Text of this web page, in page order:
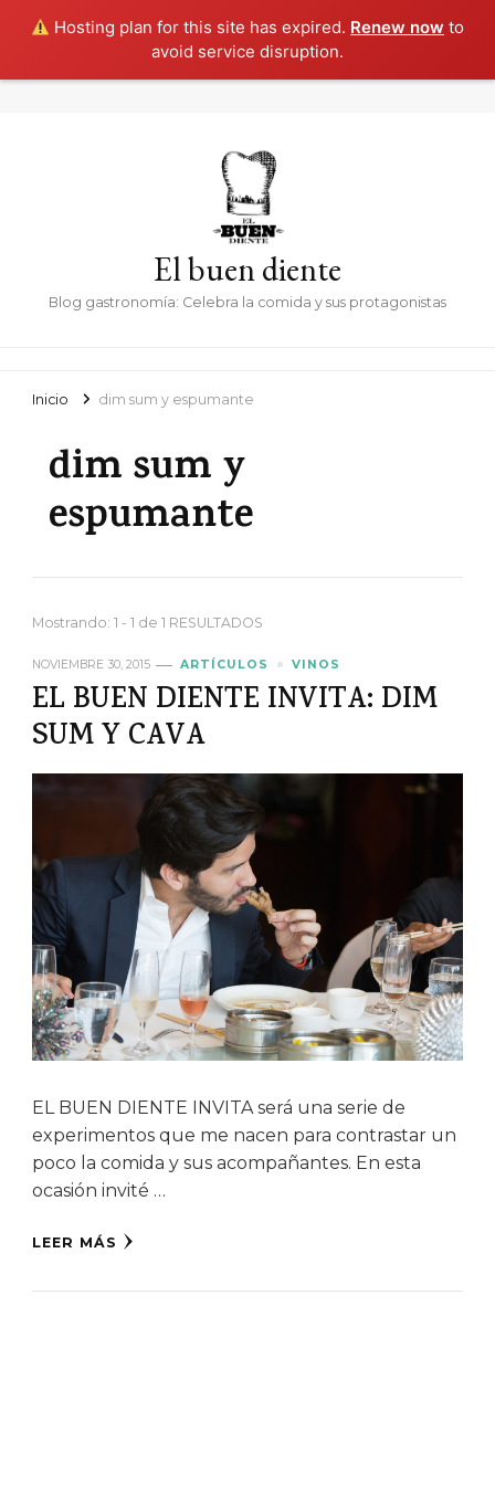
Hosting plan for this site has expired. Renew now to
avoid service disruption.
El buen diente
Blog gastronomía: Celebra la comida y sus protagonistas
Inicio dim sum y espumante
dim sum y
espumante
Mostrando: 1 - 1 de 1 RESULTADOS
NOVIEMBRE 30, 2015 ARTÍCULOS VINOS
EL BUEN DIENTE INVITA: DIM
SUM Y CAVA
EL BUEN DIENTE INVITA será una serie de
experimentos que me nacen para contrastar un
poco la comida y sus acompañantes. En esta
ocasión invité …
LEER MÁS